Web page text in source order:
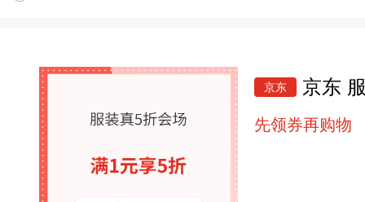
京东 京东
先领券再购物